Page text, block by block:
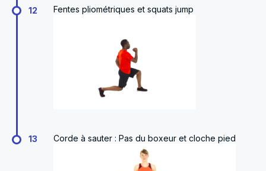
12 Fentes pliométriques et squats jump
13 Corde à sauter : Pas du boxeur et cloche pied